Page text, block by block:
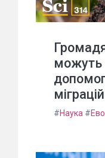
можуть
#Наука #